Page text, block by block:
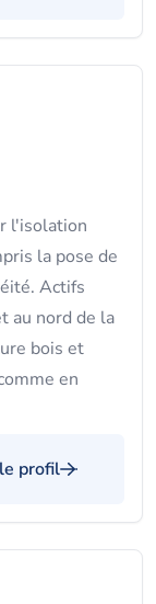
l'isolation
la pose de
Actifs
au nord de la
bois et
en
profil